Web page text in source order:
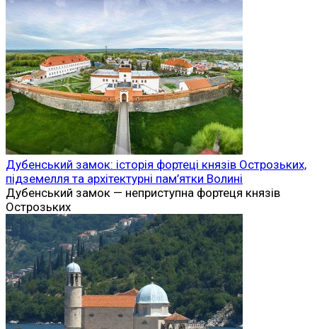
Дубенський замок: історія фортеці князів Острозьких,
підземелля та архітектурні пам’ятки Волині
Дубенський замок — неприступна фортеця князів
Острозьких